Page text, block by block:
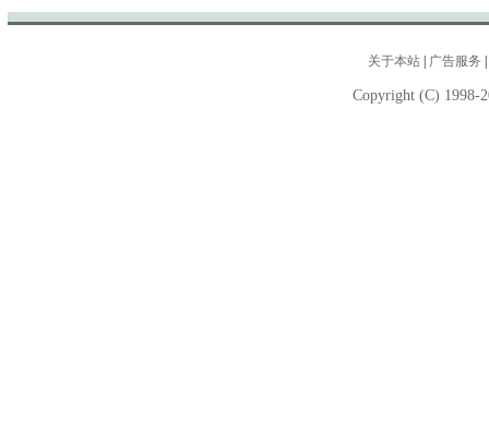
关于本站 广告服务
Copyright (C) 1998-